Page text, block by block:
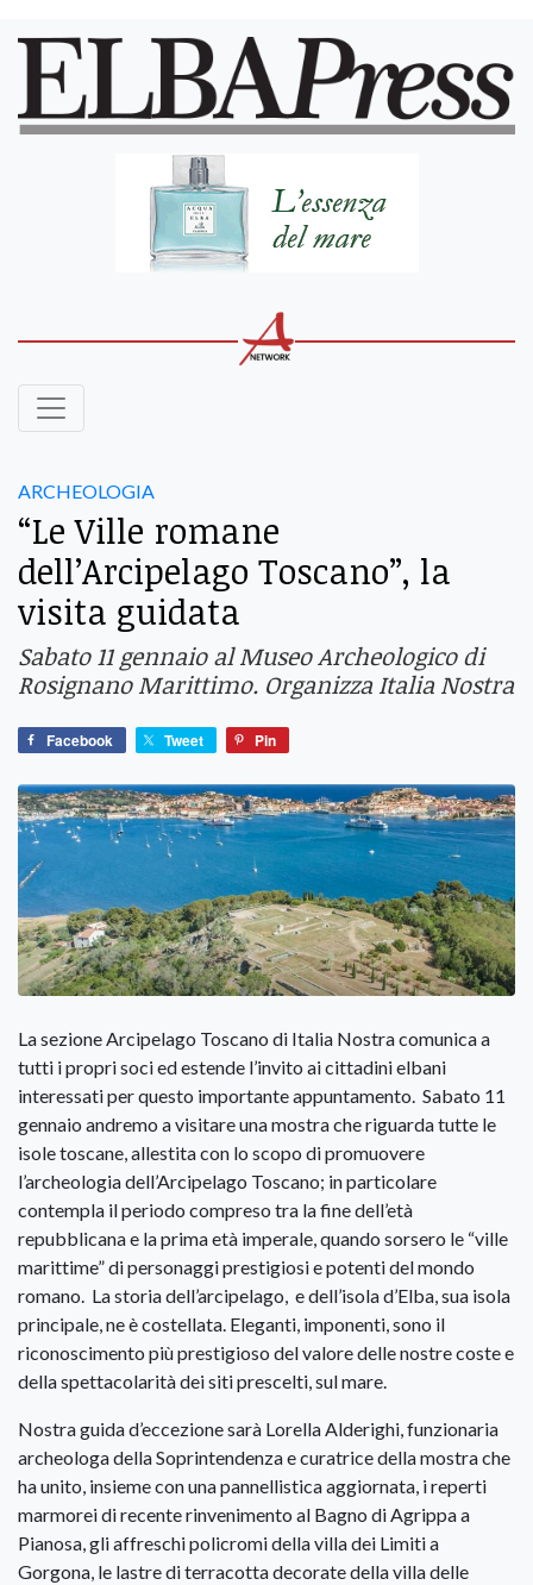
ARCHEOLOGIA
“Le Ville romane
dell’Arcipelago Toscano”, la
visita guidata
Sabato 11 gennaio al Museo Archeologico di
Rosignano Marittimo. Organizza Italia Nostra
Facebook Tweet Pin
La sezione Arcipelago Toscano di Italia Nostra comunica a
tutti i propri soci ed estende l’invito ai cittadini elbani
interessati per questo importante appuntamento. Sabato 11
gennaio andremo a visitare una mostra che riguarda tutte le
isole toscane, allestita con lo scopo di promuovere
l’archeologia dell’Arcipelago Toscano; in particolare
contempla il periodo compreso tra la fine dell’età
repubblicana e la prima età imperale, quando sorsero le “ville
marittime” di personaggi prestigiosi e potenti del mondo
romano. La storia dell’arcipelago, e dell’isola d’Elba, sua isola
principale, ne è costellata. Eleganti, imponenti, sono il
riconoscimento più prestigioso del valore delle nostre coste e
della spettacolarità dei siti prescelti, sul mare.
Nostra guida d’eccezione sarà Lorella Alderighi, funzionaria
archeologa della Soprintendenza e curatrice della mostra che
ha unito, insieme con una pannellistica aggiornata, i reperti
marmorei di recente rinvenimento al Bagno di Agrippa a
Pianosa, gli affreschi policromi della villa dei Limiti a
Gorgona, le lastre di terracotta decorate della villa delle